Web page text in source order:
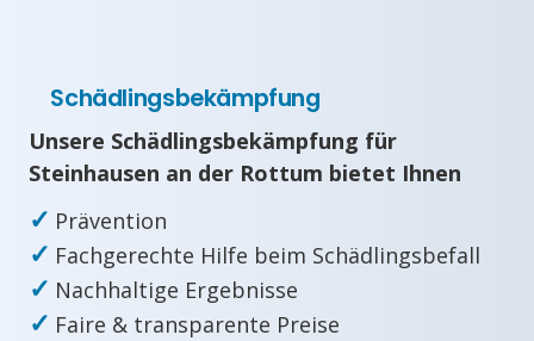
Schädlingsbekämpfung
Unsere Schädlingsbekämpfung für
Steinhausen an der Rottum bietet Ihnen
✓ Prävention
✓ Fachgerechte Hilfe beim Schädlingsbefall
✓ Nachhaltige Ergebnisse
✓ Faire & transparente Preise